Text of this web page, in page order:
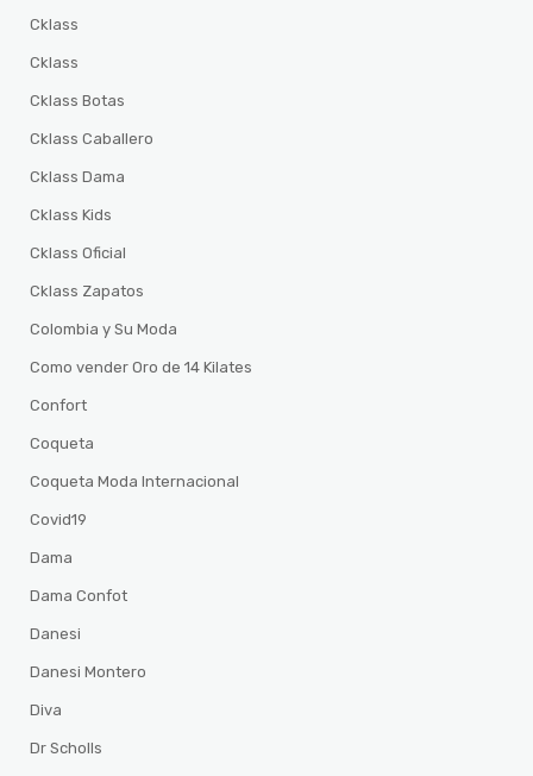
Cklass
Cklass
Cklass Botas
Cklass Caballero
Cklass Dama
Cklass Kids
Cklass Oficial
Cklass Zapatos
Colombia y Su Moda
Como vender Oro de 14 Kilates
Confort
Coqueta
Coqueta Moda Internacional
Covid19
Dama
Dama Confot
Danesi
Danesi Montero
Diva
Dr Scholls